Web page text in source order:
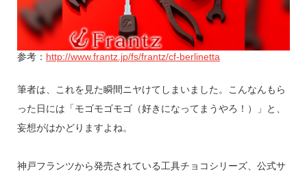
参考： http://www.frantz.jp/fs/frantz/cf-berlinetta
筆者は、これを見た瞬間ニヤけてしまいました。こんなんもら
った日には「モゴモゴモゴ（好きになってまうやろ！）」と、
妄想がはかどりますよね。
神戸フランツから発売されている工具チョコシリーズ、公式サ